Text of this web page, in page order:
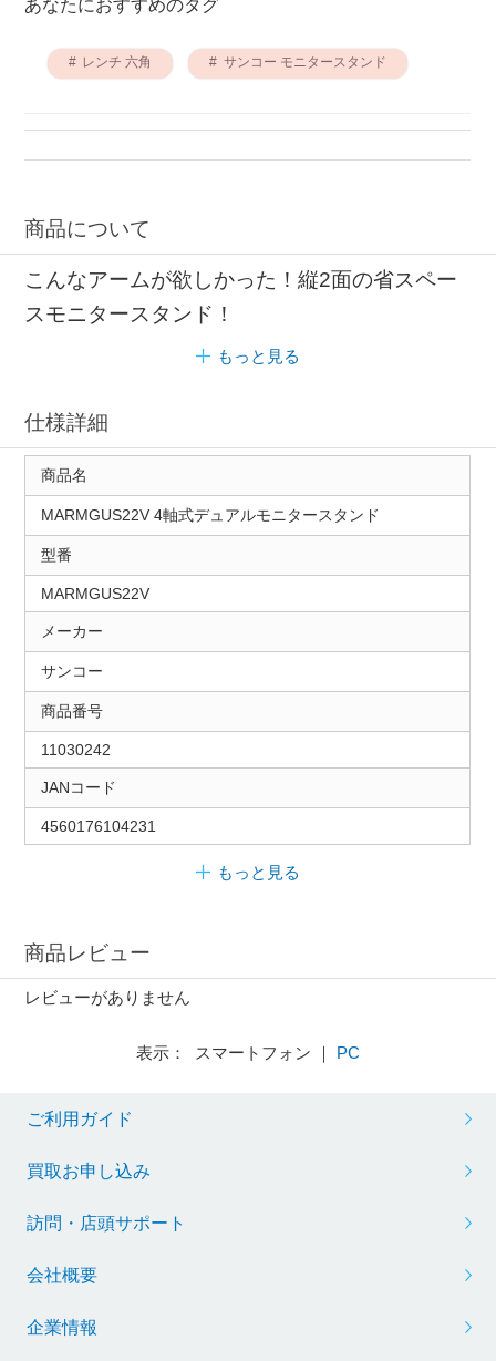
あなたにおすすめのタグ
レンチ 六角 サンコー モニタースタンド
商品について
こんなアームが欲しかった！縦2面の省スペー
スモニタースタンド！
もっと見る
仕様詳細
商品名
MARMGUS22V 4軸式デュアルモニタースタンド
型番
MARMGUS22V
メーカー
サンコー
商品番号
11030242
JANコード
4560176104231
もっと見る
商品レビュー
レビューがありません
表示： スマートフォン ｜ PC
ご利用ガイド
買取お申し込み
訪問・店頭サポート
会社概要
企業情報